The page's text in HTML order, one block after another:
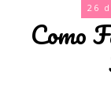
26
Como